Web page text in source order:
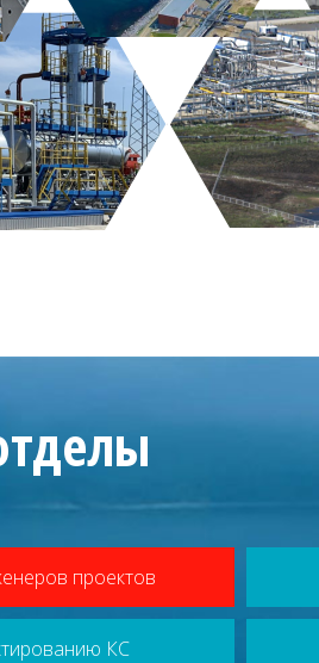
проектов
КС